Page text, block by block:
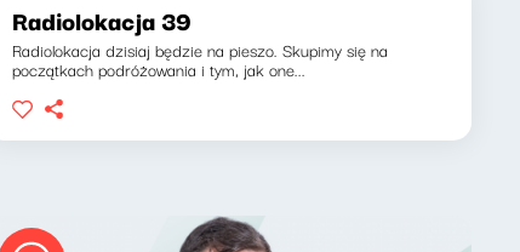
Radiolokacja 39
Radiolokacja dzisiaj będzie na pieszo. Skupimy się na
początkach podróżowania i tym, jak one...